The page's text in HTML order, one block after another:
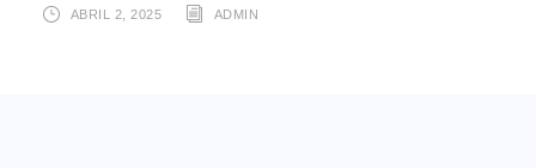
ABRIL 2, 2025 ADMIN